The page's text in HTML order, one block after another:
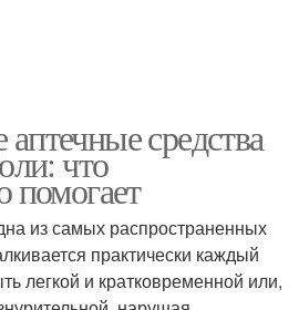
средства
что
помогает
из самых распространенных
практически каждый
легкой и кратковременной или,